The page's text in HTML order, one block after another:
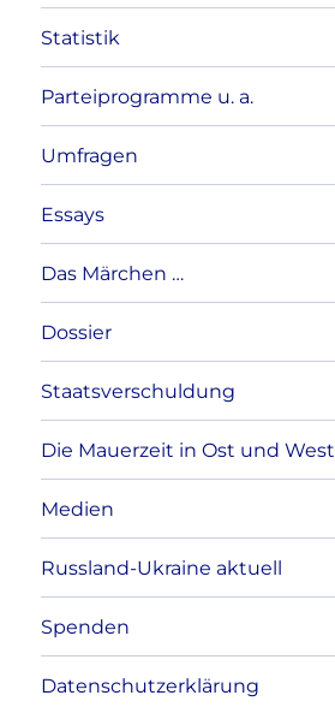
Statistik
Parteiprogramme u. a.
Umfragen
Essays
Das Märchen …
Dossier
Staatsverschuldung
Die Mauerzeit in Ost und West
Medien
Russland-Ukraine aktuell
Spenden
Datenschutzerklärung